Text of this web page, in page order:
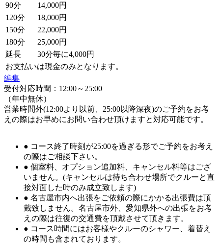
編集
90分
14,000円
120分
18,000円
150分
22,000円
180分
25,000円
延長
30分毎に4,000円
お支払いは現金のみとなります。
受付対応時間：12:00～25:00
（年中無休）
営業時間外(12:00より以前、25:00以降深夜)のご予約をお考
えの際はお早めにお問い合わせ頂けますと対応可能です。
● コース終了時刻が25:00を過ぎる形でご予約をお考え
の際はご相談下さい。
● 個室料、オプション追加料、キャンセル料等はござ
いません。(キャンセルは待ち合わせ場所でクルーと直
接対面した時のみ成立致します)
● 名古屋市内へ出張をご依頼の際にかかる出張費は頂
戴致しません。名古屋市外、愛知県外への出張をお考
えの際は往復の交通費を頂戴させて頂きます。
● コース時間にはお客様やクルーのシャワー、着替え
の時間も含まれております。